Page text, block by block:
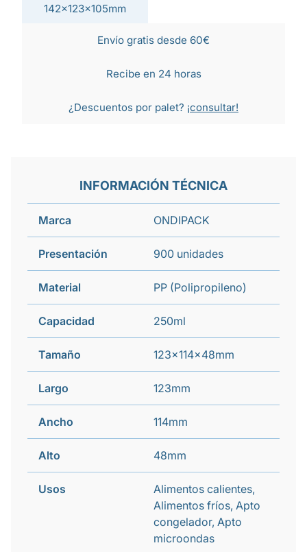
142x123x105mm
Envío gratis desde 60€
Recibe en 24 horas
¿Descuentos por palet? ¡consultar!
INFORMACIÓN TÉCNICA
Marca ONDIPACK
Presentación 900 unidades
Material PP (Polipropileno)
Capacidad 250ml
Tamaño 123x114x48mm
Largo 123mm
Ancho 114mm
Alto 48mm
Usos
Alimentos calientes,
Alimentos fríos, Apto
congelador, Apto
microondas